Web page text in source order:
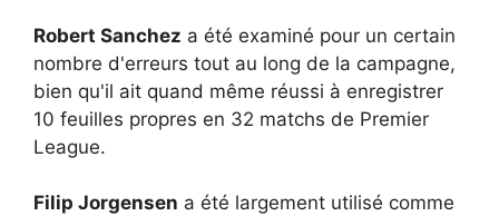
Robert Sanchez a été examiné pour un certain
nombre d'erreurs tout au long de la campagne,
bien qu'il ait quand même réussi à enregistrer
10 feuilles propres en 32 matchs de Premier
League.
Filip Jorgensen a été largement utilisé comme